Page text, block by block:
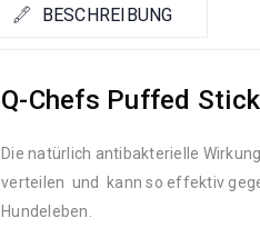
BESCHREIBUNG
Q-Chefs Puffed
Die natürlich antibakterielle
verteilen und kann so effektiv
Hundeleben.